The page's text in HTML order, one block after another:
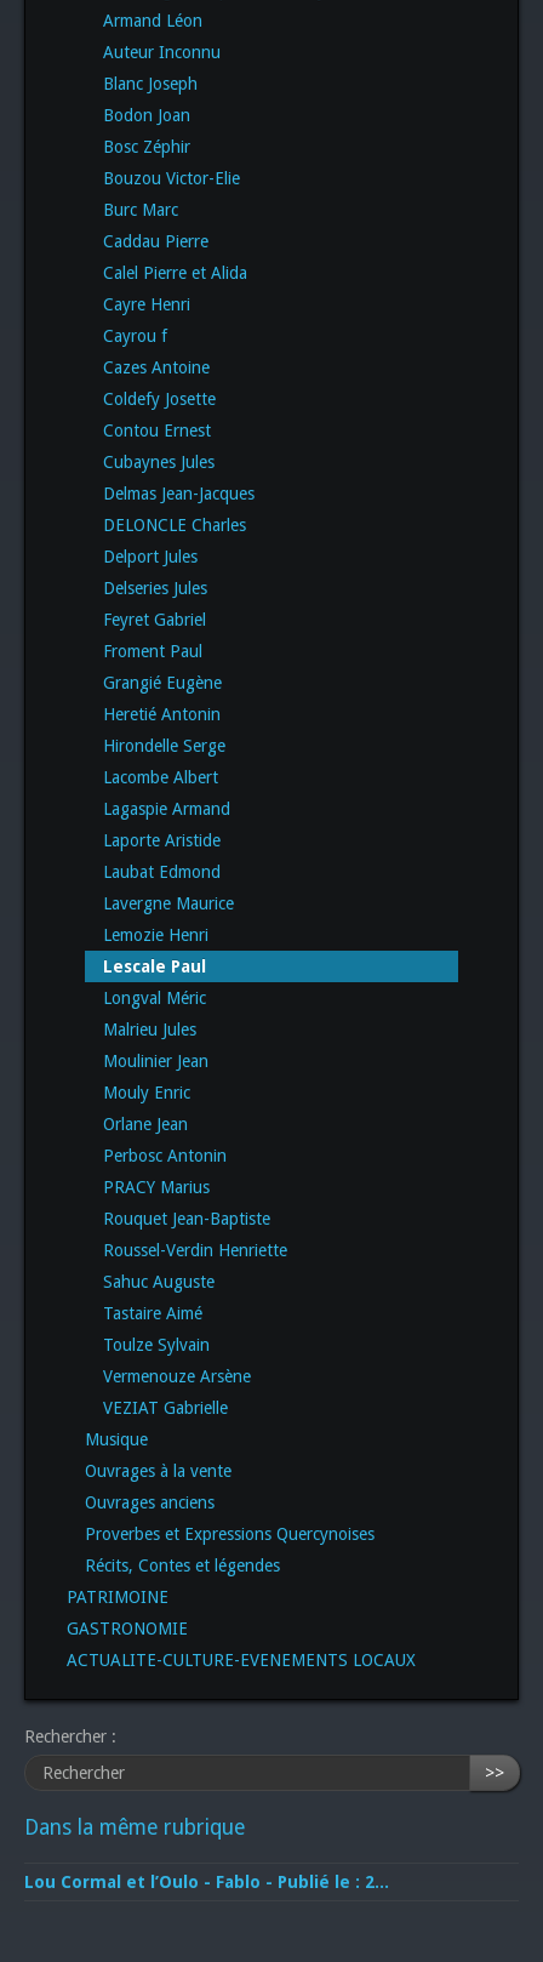
Armand Léon
Auteur Inconnu
Blanc Joseph
Bodon Joan
Bosc Zéphir
Bouzou Victor-Elie
Burc Marc
Caddau Pierre
Calel Pierre et Alida
Cayre Henri
Cayrou f
Cazes Antoine
Coldefy Josette
Contou Ernest
Cubaynes Jules
Delmas Jean-Jacques
DELONCLE Charles
Delport Jules
Delseries Jules
Feyret Gabriel
Froment Paul
Grangié Eugène
Heretié Antonin
Hirondelle Serge
Lacombe Albert
Lagaspie Armand
Laporte Aristide
Laubat Edmond
Lavergne Maurice
Lemozie Henri
Lescale Paul
Longval Méric
Malrieu Jules
Moulinier Jean
Mouly Enric
Orlane Jean
Perbosc Antonin
PRACY Marius
Rouquet Jean-Baptiste
Roussel-Verdin Henriette
Sahuc Auguste
Tastaire Aimé
Toulze Sylvain
Vermenouze Arsène
VEZIAT Gabrielle
Musique
Ouvrages à la vente
Ouvrages anciens
Proverbes et Expressions Quercynoises
Récits, Contes et légendes
PATRIMOINE
GASTRONOMIE
ACTUALITE-CULTURE-EVENEMENTS LOCAUX
Rechercher :
>>
Dans la même rubrique
Lou Cormal et l’Oulo - Fablo - Publié le : 2...